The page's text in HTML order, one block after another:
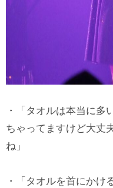
・「タオルは本当に多
ちゃってますけど大丈
ね」
・「タオルを首にかけ